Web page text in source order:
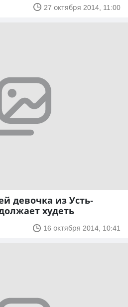
27 октября 2014, 11:00
девочка из Усть-
худеть
16 октября 2014, 10:41